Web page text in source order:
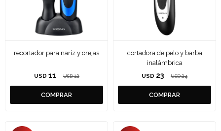
recortador para nariz y orejas
USD 11 USD 12
cortadora de pelo y barba
inalámbrica
USD 23 USD 24